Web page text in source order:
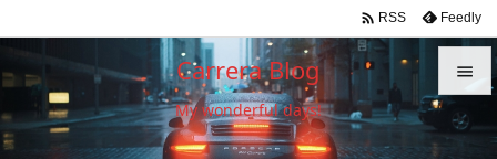
Carrera Blog
My wonderful days!


メニュ
 RSS Feedly